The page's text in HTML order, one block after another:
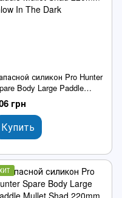
силикон Pro Hunter
Body Large Paddle
Shad 220mm Glow In
Dark
грн
Купить